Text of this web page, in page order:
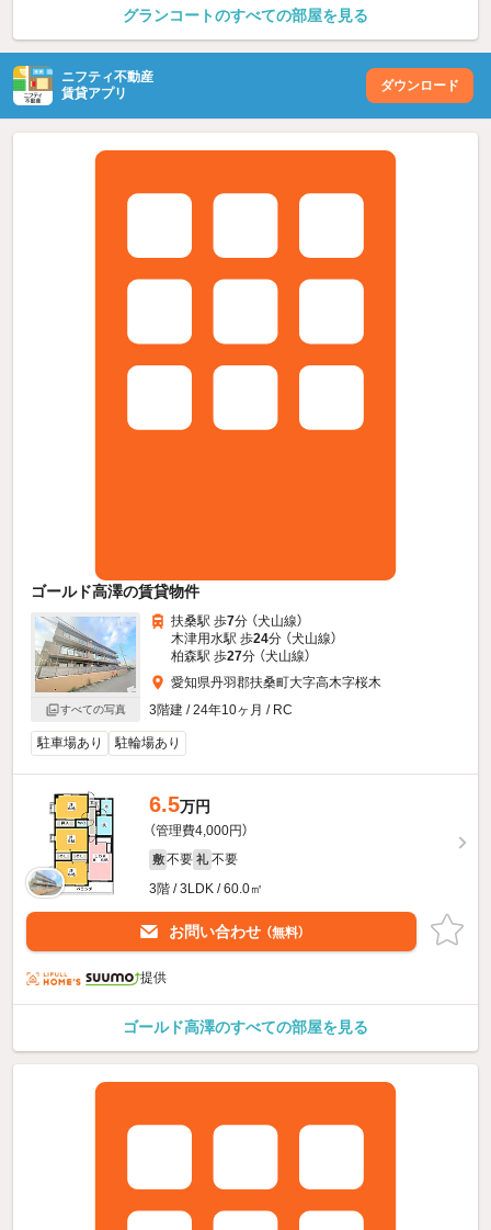
グランコートのすべての部屋を見る
ニフティ不動産
賃貸アプリ
ダウンロード
ゴールド高澤の賃貸物件
すべての写真
扶桑駅 歩7分 （犬山線）
木津用水駅 歩24分 （犬山線）
柏森駅 歩27分 （犬山線）
愛知県丹羽郡扶桑町大字高木字桜木
3階建 / 24年10ヶ月 / RC
駐車場あり 駐輪場あり
6.5万円
（管理費4,000円）
敷 不要 礼 不要
3階 / 3LDK / 60.0㎡
お問い合わせ （無料）
提供
ゴールド高澤のすべての部屋を見る